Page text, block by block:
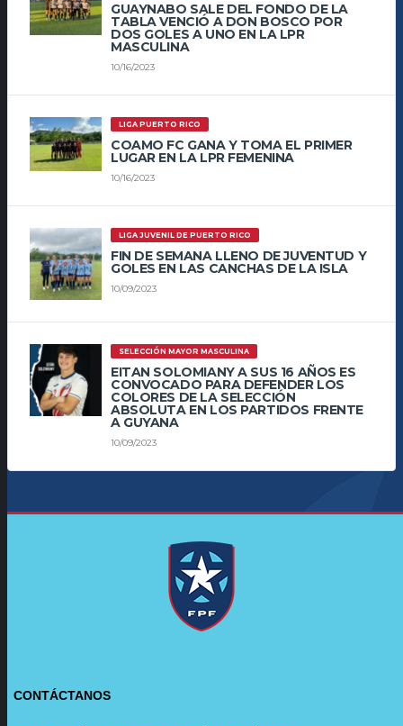
GUAYNABO SALE DEL FONDO DE LA
TABLA VENCIÓ A DON BOSCO POR
DOS GOLES A UNO EN LA LPR
MASCULINA
10/16/2023
LIGA PUERTO RICO
COAMO FC GANA Y TOMA EL PRIMER
LUGAR EN LA LPR FEMENINA
10/16/2023
LIGA JUVENIL DE PUERTO RICO
FIN DE SEMANA LLENO DE JUVENTUD Y
GOLES EN LAS CANCHAS DE LA ISLA
10/09/2023
SELECCIÓN MAYOR MASCULINA
EITAN SOLOMIANY A SUS 16 AÑOS ES
CONVOCADO PARA DEFENDER LOS
COLORES DE LA SELECCIÓN
ABSOLUTA EN LOS PARTIDOS FRENTE
A GUYANA
10/09/2023
CONTÁCTANOS